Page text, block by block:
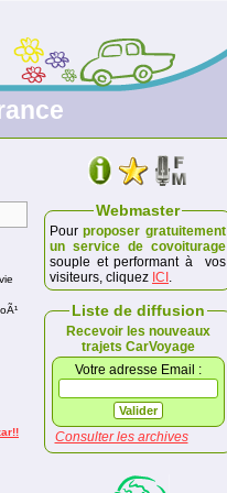
Webmaster
Pour proposer gratuitement
un service de covoiturage
souple et performant à vos
visiteurs, cliquez ICI .
Liste de diffusion
Recevoir les nouveaux
trajets CarVoyage
Votre adresse Email :
Consulter les archives